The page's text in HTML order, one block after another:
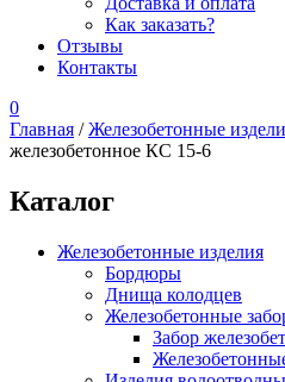
Как заказать?
Отзывы
Контакты
0
Главная /Железобетонные
железобетонное КС 15-6
Каталог
Железобетонные изделия
Бордюры
Днища колодцев
Железобетонные
Забор